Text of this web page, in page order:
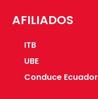
AFILIADOS
ITB
UBE
Conduce Ecuador